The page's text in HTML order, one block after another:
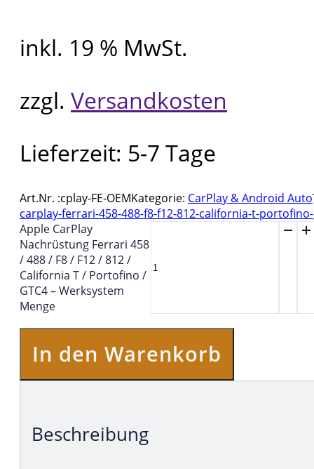
inkl. 19 % MwSt.
zzgl. Versandkosten
Lieferzeit: 5-7 Tage
Art.Nr. :cplay-FE-OEMKategorie: CarPlay & Android Auto
carplay-ferrari-458-488-f8-f12-812-california-t-
Apple CarPlay
Nachrüstung Ferrari 458
/ 488 / F8 / F12 / 812 /
California T / Portofino /
GTC4 – Werksystem
Menge
In den Warenkorb
Beschreibung